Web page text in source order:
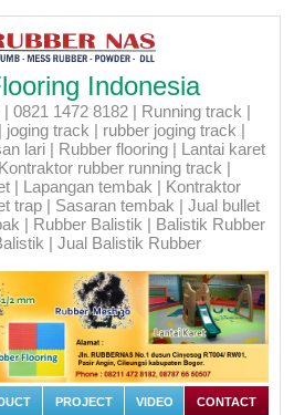
Indonesia
0821 1472 8182 | Running track |
joging track | rubber joging track |
lari | Rubber flooring | Lantai karet
rubber running track |
| Lapangan tembak | Kontraktor
trap | Sasaran tembak | Jual bullet
| Rubber Balistik | Balistik Rubber
| Jual Balistik Rubber
PROJECT VIDEO CONTACT